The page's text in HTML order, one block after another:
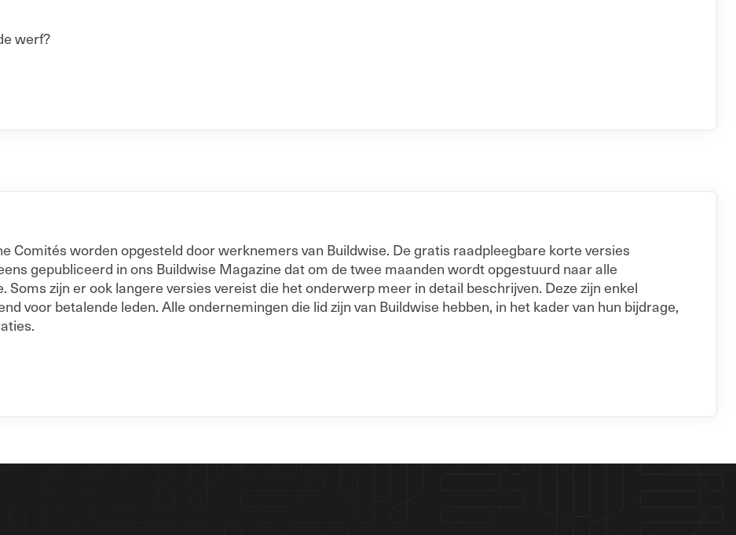
werf?
Comités worden opgesteld door werknemers van Buildwise. De gratis raadpleegbare korte versies
gepubliceerd in ons Buildwise Magazine dat om de twee maanden wordt opgestuurd naar alle
Soms zijn er ook langere versies vereist die het onderwerp meer in detail beschrijven. Deze zijn enkel
voor betalende leden. Alle ondernemingen die lid zijn van Buildwise hebben, in het kader van hun bijdrage,